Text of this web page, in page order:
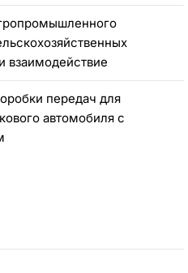
взаимодействие
передач для
автомобиля с